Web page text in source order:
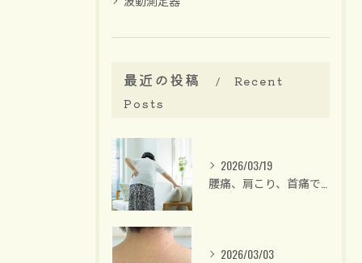
最近の投稿
Recent
Posts
2026/03/19
2026/03/03